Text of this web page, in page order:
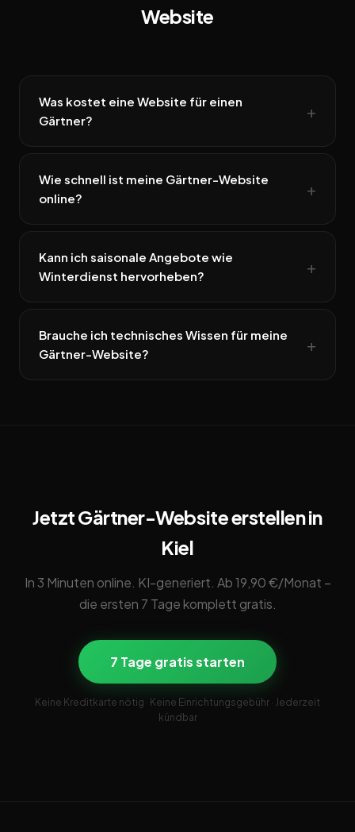
Website
Was kostet eine Website für einen
Gärtner?
Wie schnell ist meine Gärtner-Website
online?
Kann ich saisonale Angebote wie
Winterdienst hervorheben?
Brauche ich technisches Wissen für meine
Gärtner-Website?
Jetzt Gärtner-Website erstellen in
Kiel
In 3 Minuten online. KI-generiert. Ab 19,90 €/Monat –
die ersten 7 Tage komplett gratis.
7 Tage gratis starten
Keine Kreditkarte nötig · Keine Einrichtungsgebühr · Jederzeit
kündbar